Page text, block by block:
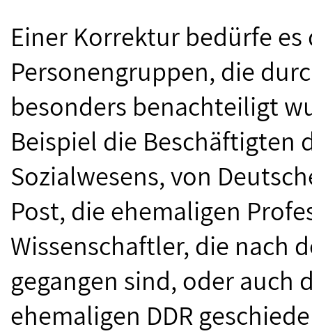
Einer Korrektur bedürfe
Personengruppen, die
besonders benachteiligt
Beispiel die Beschäftigten
Sozialwesens, von
Post, die ehemaligen
Wissenschaftler, die nach
gegangen sind, oder auch
ehemaligen DDR